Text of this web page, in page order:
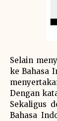
Selain
ke Bahasa
Dengan
Sekaligus
Bahasa